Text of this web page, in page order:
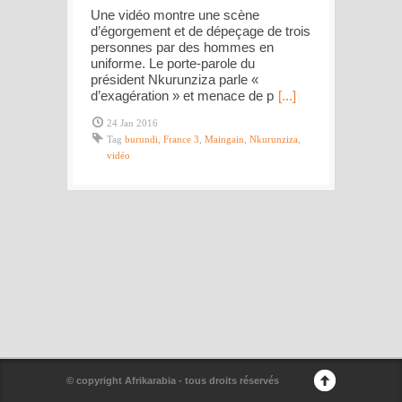
Une vidéo montre une scène
d’égorgement et de dépeçage de trois
personnes par des hommes en
uniforme. Le porte-parole du
président Nkurunziza parle «
d’exagération » et menace de p [...]
24 Jan 2016
Tag burundi France 3 Maingain Nkurunziza
vidéo
© copyright Afrikarabia - tous droits réservés